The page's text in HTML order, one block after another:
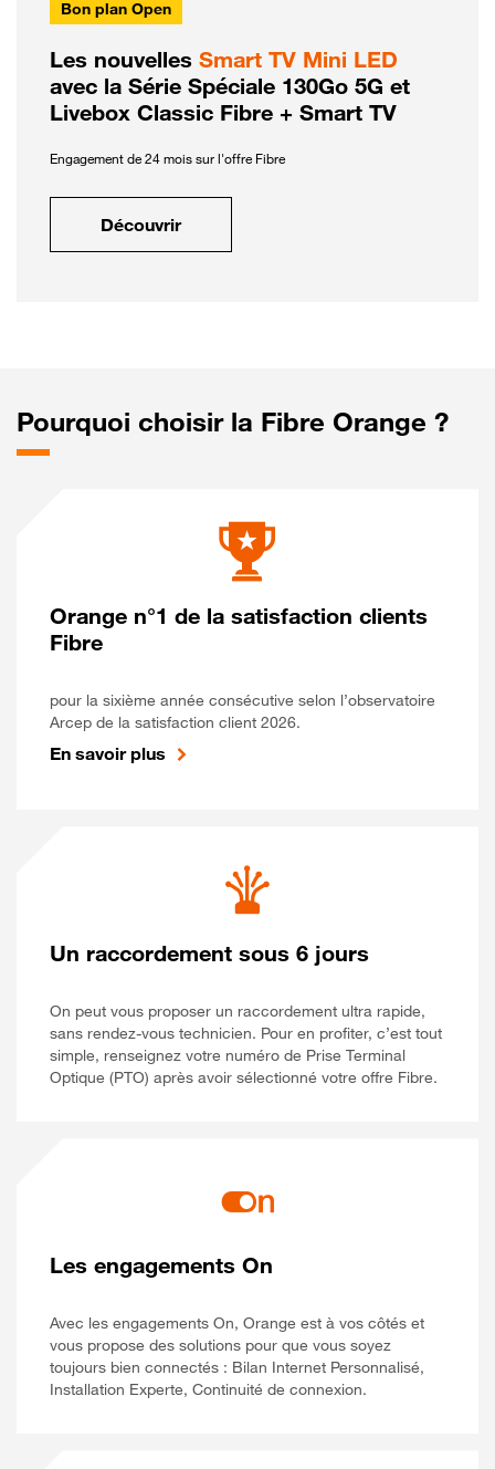
Bon plan Open
Les nouvelles Smart TV Mini LED
avec la Série Spéciale 130Go 5G et
Livebox Classic Fibre + Smart TV
Engagement de 24 mois sur l'offre Fibre
Découvrir
Pourquoi choisir la Fibre Orange ?
Orange n°1 de la satisfaction clients
Fibre
pour la sixième année consécutive selon l’observatoire
Arcep de la satisfaction client 2026.
En savoir plus
Un raccordement sous 6 jours
On peut vous proposer un raccordement ultra rapide,
sans rendez-vous technicien. Pour en profiter, c’est tout
simple, renseignez votre numéro de Prise Terminal
Optique (PTO) après avoir sélectionné votre offre Fibre.
Les engagements On
Avec les engagements On, Orange est à vos côtés et
vous propose des solutions pour que vous soyez
toujours bien connectés : Bilan Internet Personnalisé,
Installation Experte, Continuité de connexion.